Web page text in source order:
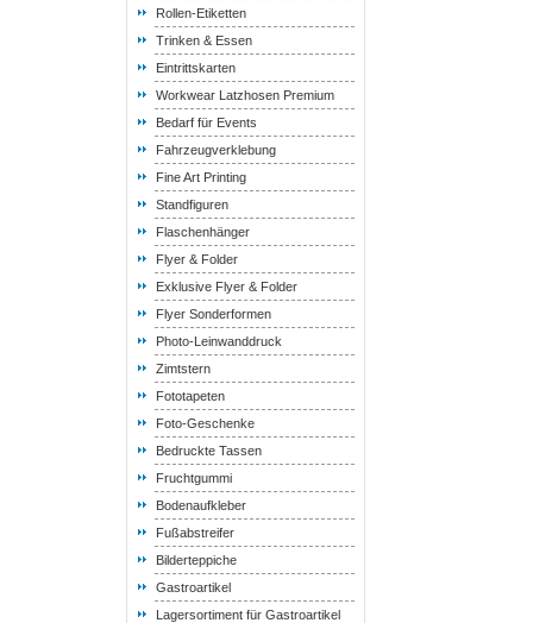
Rollen-Etiketten
Trinken & Essen
Eintrittskarten
Workwear Latzhosen Premium
Bedarf für Events
Fahrzeugverklebung
Fine Art Printing
Standfiguren
Flaschenhänger
Flyer & Folder
Exklusive Flyer & Folder
Flyer Sonderformen
Photo-Leinwanddruck
Zimtstern
Fototapeten
Foto-Geschenke
Bedruckte Tassen
Fruchtgummi
Bodenaufkleber
Fußabstreifer
Bilderteppiche
Gastroartikel
Lagersortiment für Gastroartikel